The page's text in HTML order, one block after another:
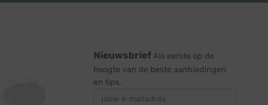
Nieuwsbrief Als eerste op de
hoogte van de beste aanbiedingen
en tips.